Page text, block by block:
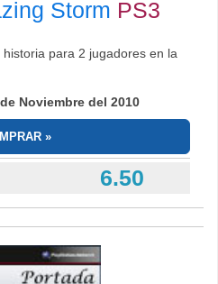
Storm PS3
para 2 jugadores en la
Noviembre del 2010
6.50